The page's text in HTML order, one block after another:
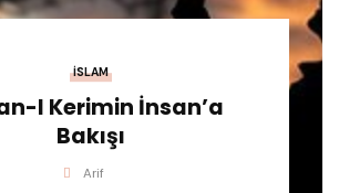
İSLAM
I Kerimin İnsan’a
Bakışı
Arif